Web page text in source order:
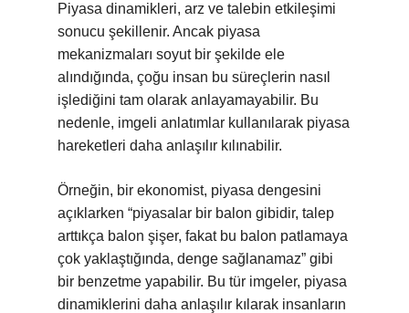
Piyasa dinamikleri, arz ve talebin etkileşimi
sonucu şekillenir. Ancak piyasa
mekanizmaları soyut bir şekilde ele
alındığında, çoğu insan bu süreçlerin nasıl
işlediğini tam olarak anlayamayabilir. Bu
nedenle, imgeli anlatımlar kullanılarak piyasa
hareketleri daha anlaşılır kılınabilir.
Örneğin, bir ekonomist, piyasa dengesini
açıklarken “piyasalar bir balon gibidir, talep
arttıkça balon şişer, fakat bu balon patlamaya
çok yaklaştığında, denge sağlanamaz” gibi
bir benzetme yapabilir. Bu tür imgeler, piyasa
dinamiklerini daha anlaşılır kılarak insanların